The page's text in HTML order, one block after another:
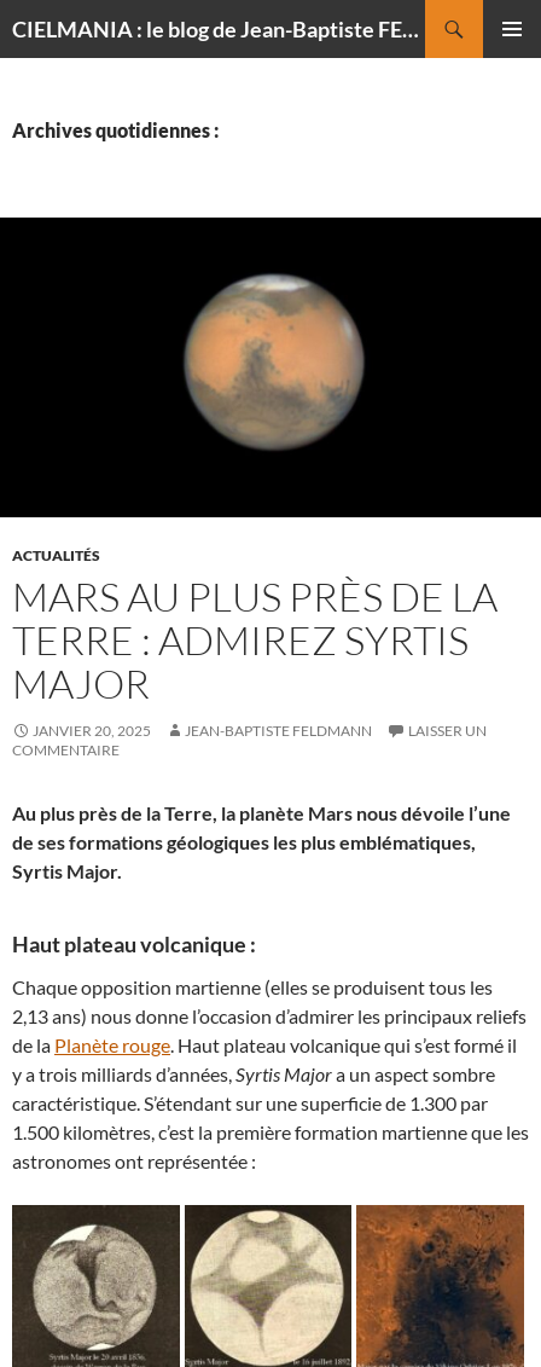
CIELMANIA : le blog de Jean-Baptiste FELDMANN, photographe du ciel
Archives quotidiennes :
ACTUALITÉS
MARS AU PLUS PRÈS DE LA
TERRE : ADMIREZ SYRTIS
MAJOR
JANVIER 20, 2025 JEAN-BAPTISTE FELDMANN
LAISSER UN
COMMENTAIRE
Au plus près de la Terre, la planète Mars nous dévoile l’une
de ses formations géologiques les plus emblématiques,
Syrtis Major.
Haut plateau volcanique :
Chaque opposition martienne (elles se produisent tous les
2,13 ans) nous donne l’occasion d’admirer les principaux reliefs
de la Planète rouge. Haut plateau volcanique qui s’est formé il
y a trois milliards d’années,Syrtis Majora un aspect sombre
caractéristique. S’étendant sur une superficie de 1.300 par
1.500 kilomètres, c’est la première formation martienne que les
astronomes ont représentée :